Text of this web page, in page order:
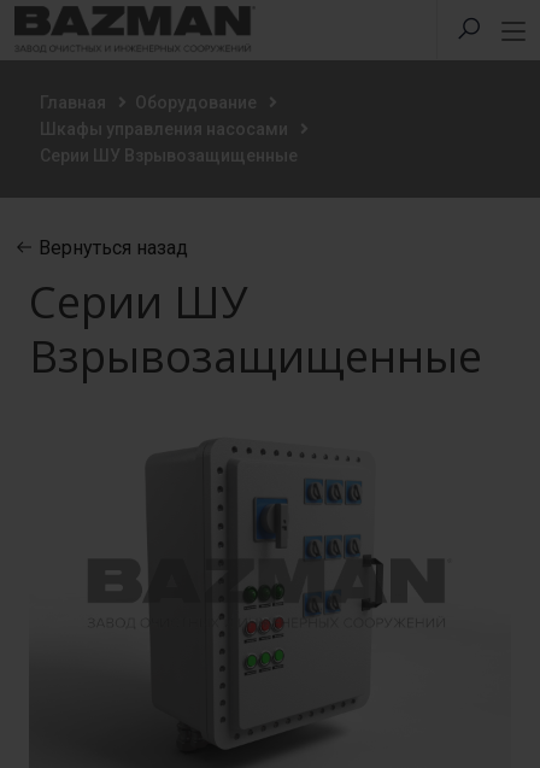
Главная
Оборудование
Шкафы управления насосами
Серии ШУ Взрывозащищенные
Вернуться назад
Серии ШУ
Взрывозащищенные